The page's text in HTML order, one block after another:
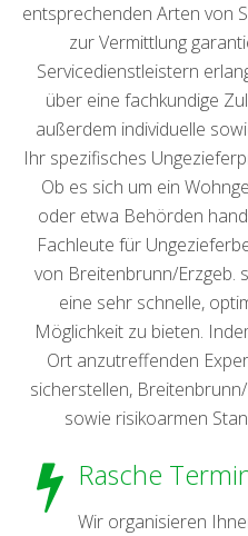
entsprechenden Arten von
zur Vermittlung
Servicedienstleistern
über eine fachkundige
außerdem individuelle
Ihr spezifisches
Ob es sich um ein
oder etwa Behörden
Fachleute für
von Breitenbrunn/Erzgeb.
eine sehr schnelle,
Möglichkeit zu bieten.
Ort anzutreffenden
sicherstellen,
sowie risikoarmen
Rasche
Wir organisieren